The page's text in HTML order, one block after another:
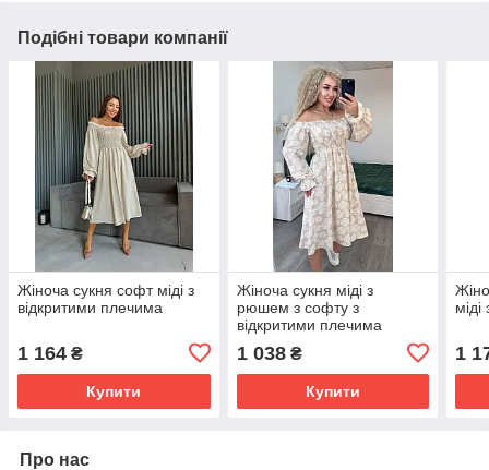
Подібні товари компанії
Жіноча сукня софт міді з
відкритими плечима
1 164 ₴
Купити
Жіноча сукня міді з
рюшем з софту з
відкритими плечима
1 038₴
Купити
1
Про нас